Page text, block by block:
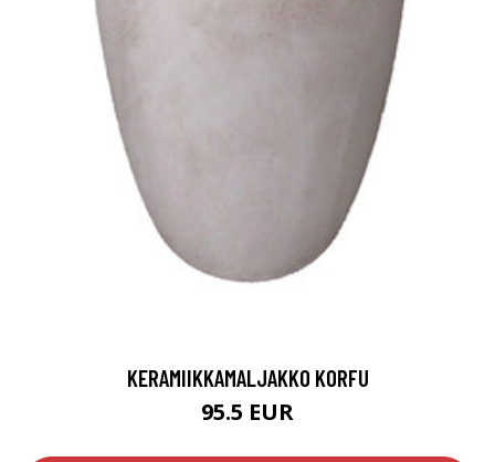
KERAMIIKKAMALJAKKO KORFU
95.5 EUR